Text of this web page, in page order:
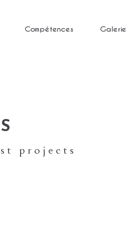
Compétences Galerie
projects